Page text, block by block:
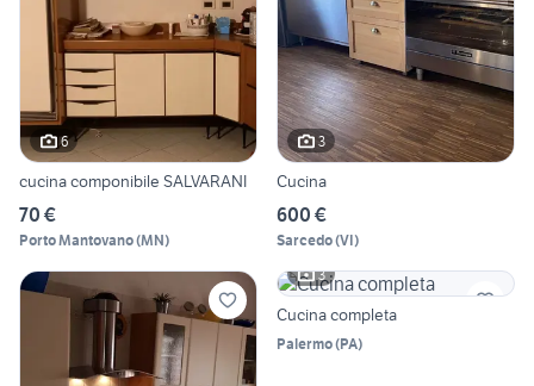
6
cucina componibile SALVARANI
70 €
Porto Mantovano(MN)
3
Cucina
600 €
Sarcedo(VI)
3
Cucina completa
Palermo(PA)